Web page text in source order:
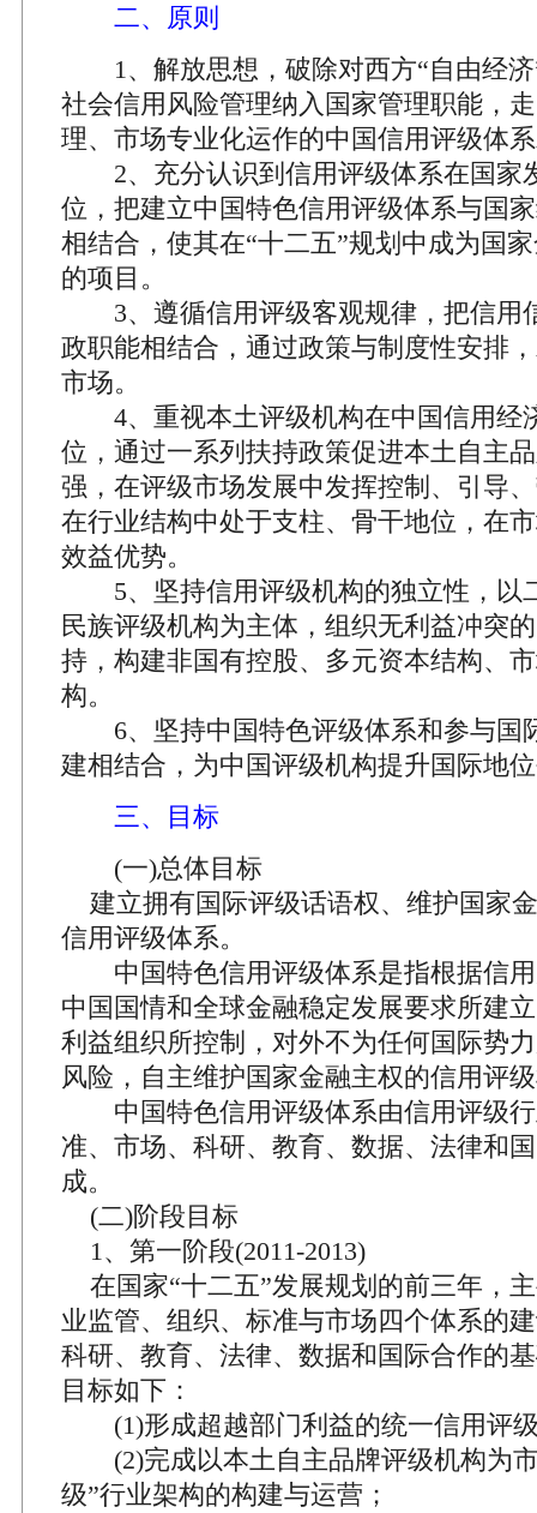
二、原则
1、解放思想，破除对西方“自由经济
社会信用风险管理纳入国家管理职能，
理、市场专业化运作的中国信用评级体
2、充分认识到信用评级体系在国家
位，把建立中国特色信用评级体系与国
相结合，使其在“十二五”规划中成为国
的项目。
3、遵循信用评级客观规律，把信用
政职能相结合，通过政策与制度性安排
市场。
4、重视本土评级机构在中国信用经
位，通过一系列扶持政策促进本土自主
强，在评级市场发展中发挥控制、引导
在行业结构中处于支柱、骨干地位，在
效益优势。
5、坚持信用评级机构的独立性，以
民族评级机构为主体，组织无利益冲突
持，构建非国有控股、多元资本结构、
构。
6、坚持中国特色评级体系和参与国
建相结合，为中国评级机构提升国际地
三、目标
(一)总体目标
建立拥有国际评级话语权、维护国家
信用评级体系。
中国特色信用评级体系是指根据信用
中国国情和全球金融稳定发展要求所建
利益组织所控制，对外不为任何国际势
风险，自主维护国家金融主权的信用评
中国特色信用评级体系由信用评级行
准、市场、科研、教育、数据、法律和
成。
(二)阶段目标
1、第一阶段(2011-2013)
在国家“十二五”发展规划的前三年，
业监管、组织、标准与市场四个体系的
科研、教育、法律、数据和国际合作的
目标如下：
(1)形成超越部门利益的统一信用评
(2)完成以本土自主品牌评级机构为市
级”行业架构的构建与运营；